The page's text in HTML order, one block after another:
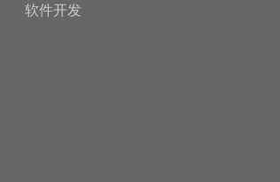
软件开发